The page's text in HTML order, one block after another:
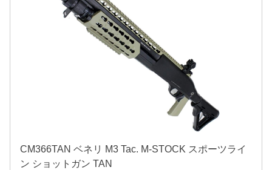
CM366TAN ベネリ M3 Tac. M-STOCK スポーツライ
ン ショットガン TAN